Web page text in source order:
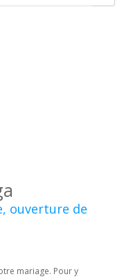
ouverture de
mariage. Pour y